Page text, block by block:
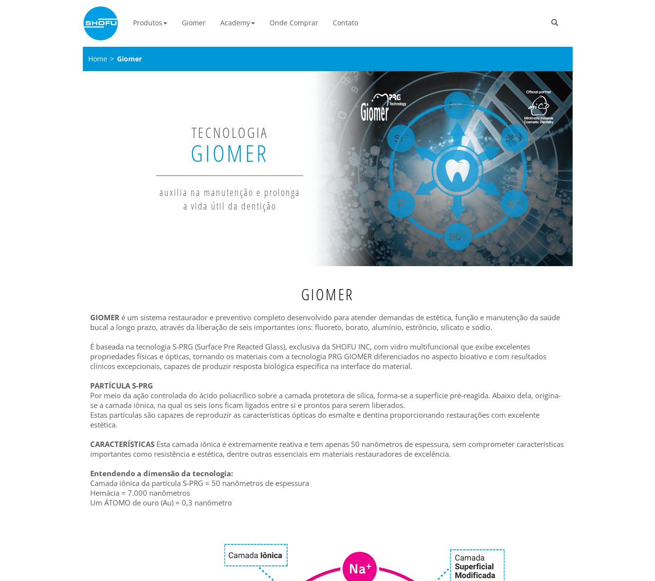
Produtos Giomer Academy Onde Comprar Contato
Home > Giomer
TECNOLOGIA
GIOMER
auxilia na manutenção e prolonga
a vida útil da dentição
GIOMER
GIOMERé um sistema restaurador e preventivo completo desenvolvido para atender demandas de estética, função e manutenção da saúde
bucal a longo prazo, através da liberação de seis importantes íons: fluoreto, borato, alumínio, estrôncio, silicato e sódio.
É baseada na tecnologia S-PRG (Surface Pre Reacted Glass), exclusiva da SHOFU INC, com vidro multifuncional que exibe excelentes
propriedades físicas e ópticas, tornando os materiais com a tecnologia PRG GIOMER diferenciados no aspecto bioativo e com resultados
clínicos excepcionais, capazes de produzir resposta biológica específica na interface do material.
PARTÍCULA S-PRG
Por meio da ação controlada do ácido poliacrílico sobre a camada protetora de sílica, forma-se a superfície pré-reagida. Abaixo dela, origina-
se a camada iônica, na qual os seis íons ficam ligados entre si e prontos para serem liberados.
Estas partículas são capazes de reproduzir as características ópticas do esmalte e dentina proporcionando restaurações com excelente
estética.
CARACTERÍSTICASEsta camada iônica é extremamente reativa e tem apenas 50 nanômetros de espessura, sem comprometer características
importantes como resistência e estética, dentre outras essenciais em materiais restauradores de excelência.
Entendendo a dimensão da tecnologia:
Camada iônica da partícula S-PRG = 50 nanômetros de espessura
Hemácia = 7.000 nanômetros
Um ÁTOMO de ouro (Au) = 0,3 nanômetro